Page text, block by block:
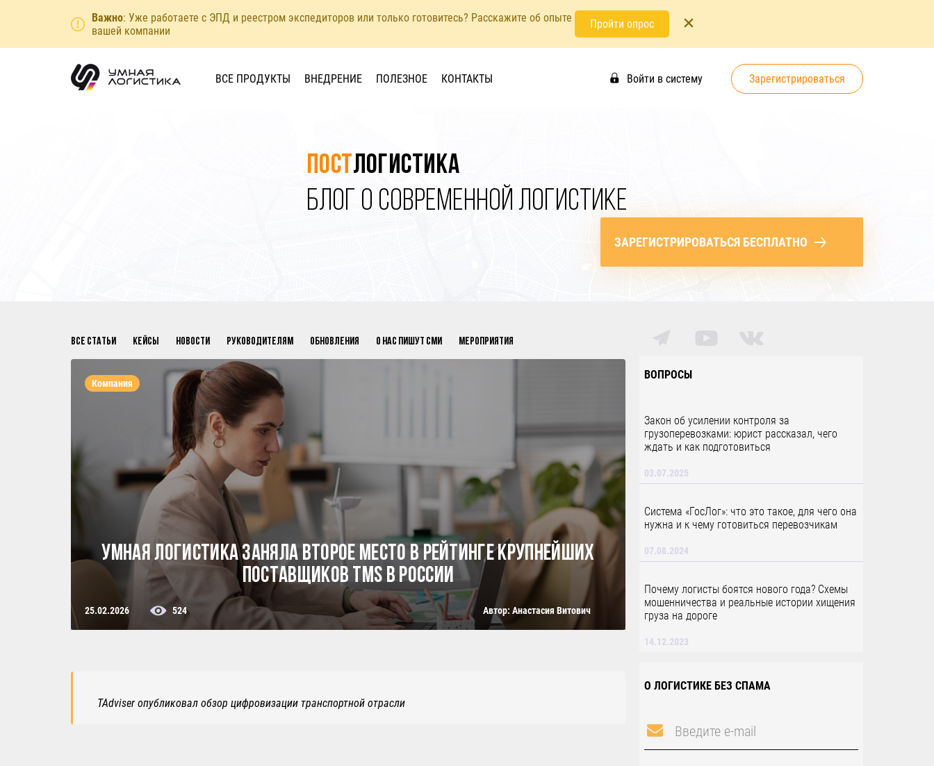
Важно: Уже работаете с ЭПД и реестром экспедиторов или только готовитесь? Расскажите об опыте
вашей компании
Пройти опрос
ВСЕ ПРОДУКТЫ ВНЕДРЕНИЕ ПОЛЕЗНОЕ КОНТАКТЫ Войти в систему Зарегистрироваться
Пост логистика
БЛОГ О СОВРЕМЕННОЙ ЛОГИСТИКЕ
ЗАРЕГИСТРИРОВАТЬСЯ БЕСПЛАТНО
Все статьи Кейсы Новости Руководителям Обновления О нас пишут СМИ Мероприятия
Компания
Умная Логистика заняла второе место в рейтинге крупнейших
поставщиков TMS в России
25.02.2026 524 Автор: Анастасия Витович
TAdviser опубликовал обзор цифровизации транспортной отрасли
ВОПРОСЫ
Закон об усилении контроля за
грузоперевозками: юрист рассказал, чего
ждать и как подготовиться
03.07.2025
Система «ГосЛог»: что это такое, для чего она
нужна и к чему готовиться перевозчикам
07.08.2024
Почему логисты боятся нового года? Схемы
мошенничества и реальные истории хищения
груза на дороге
14.12.2023
О ЛОГИСТИКЕ БЕЗ СПАМА